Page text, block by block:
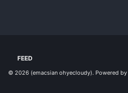
FEED
© 2026 (emacsian ohyecloudy). Powered by